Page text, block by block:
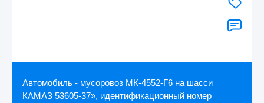
Автомобиль - мусоровоз МК-4552-Г6 на шасси
КАМАЗ 53605-37», идентификационный номер